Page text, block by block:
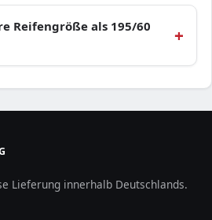
Reifengröße als 195/60
Lieferung innerhalb Deutschlands.